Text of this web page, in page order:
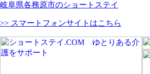
岐阜県各務原市のショートステイ
>> スマートフォンサイトはこちら